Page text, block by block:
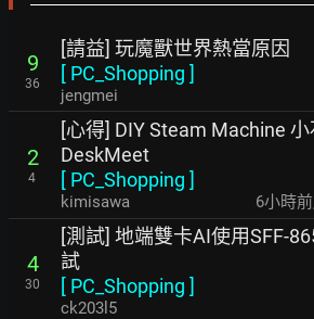
9
36
[請益] 玩魔獸世界熱當原因
[ PC_Shopping ]
jengmei
2
4
[心得] DIY Steam Machine
DeskMeet
[ PC_Shopping ]
kimisawa 6小時前
4
30
[測試] 地端雙卡AI使用SFF-
試
[ PC_Shopping ]
ck203l5